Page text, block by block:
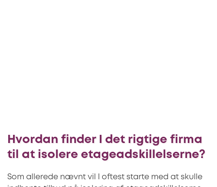
Hvordan finder I det rigtige firma
til at isolere etageadskillelserne?
Som allerede nævnt vil I oftest starte med at skulle